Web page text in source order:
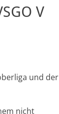
V
und der
nicht